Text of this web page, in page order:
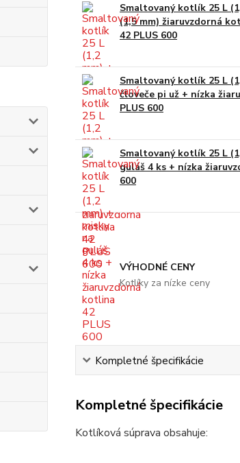
Smaltovaný kotlík 25 L
(1,5 mm) žiaruvzdorná
42 PLUS 600
Smaltovaný kotlík 25 L
človeče pi už + nízka
PLUS 600
Smaltovaný kotlík 25 L
guláš 4 ks + nízka
600
VÝHODNÉ CENY
Kotlíky za nízke ceny
Kompletné špecifikácie
Kompletné špecifikácie
Kotlíková súprava obsahuje: